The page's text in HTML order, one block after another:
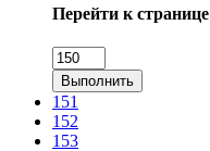
Перейти к странице
Выполнить
151
152
153